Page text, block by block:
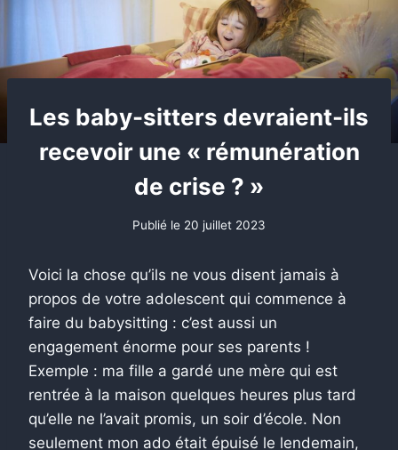
Les baby-sitters devraient-ils
recevoir une « rémunération
de crise ? »
Publié le 20 juillet 2023
Voici la chose qu’ils ne vous disent jamais à
propos de votre adolescent qui commence à
faire du babysitting : c’est aussi un
engagement énorme pour ses parents !
Exemple : ma fille a gardé une mère qui est
rentrée à la maison quelques heures plus tard
qu’elle ne l’avait promis, un soir d’école. Non
seulement mon ado était épuisé le lendemain,